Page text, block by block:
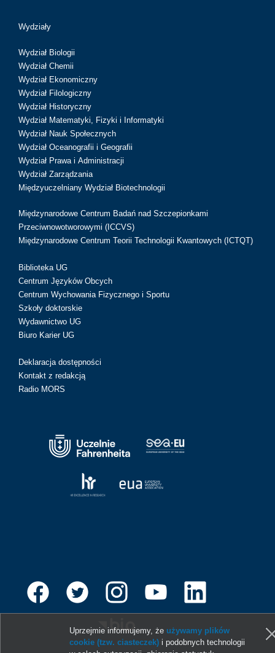
Wydziały
Wydział Biologii
Wydział Chemii
Wydział Ekonomiczny
Wydział Filologiczny
Wydział Historyczny
Wydział Matematyki, Fizyki i Informatyki
Wydział Nauk Społecznych
Wydział Oceanografii i Geografii
Wydział Prawa i Administracji
Wydział Zarządzania
Międzyuczelniany Wydział Biotechnologii
Międzynarodowe Centrum Badań nad Szczepionkami
Przeciwnowotworowymi (ICCVS)
Międzynarodowe Centrum Teorii Technologii Kwantowych (ICTQT)
Biblioteka UG
Centrum Języków Obcych
Centrum Wychowania Fizycznego i Sportu
Szkoły doktorskie
Wydawnictwo UG
Biuro Karier UG
Deklaracja dostępności
Kontakt z redakcją
Radio MORS
Uprzejmie informujemy, że używamy plików
cookie (tzw. ciasteczek) i podobnych technologii